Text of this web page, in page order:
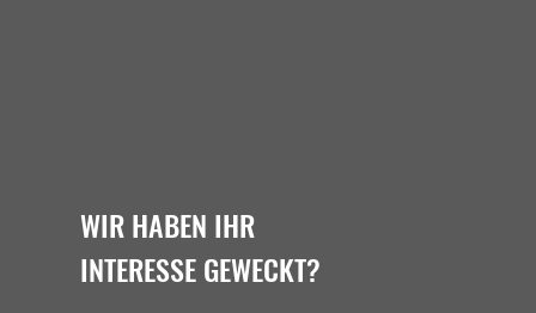
WIR HABEN IHR
INTERESSE GEWECKT?